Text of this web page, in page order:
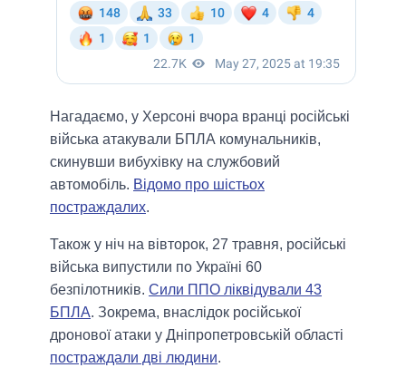
Нагадаємо, у Херсоні вчора вранці російські
війська атакували БПЛА комунальників,
скинувши вибухівку на службовий
автомобіль. Відомо про шістьох
постраждалих.
Також у ніч на вівторок, 27 травня, російські
війська випустили по Україні 60
безпілотників. Сили ППО ліквідували 43
БПЛА. Зокрема, внаслідок російської
дронової атаки у Дніпропетровській області
постраждали дві людини.